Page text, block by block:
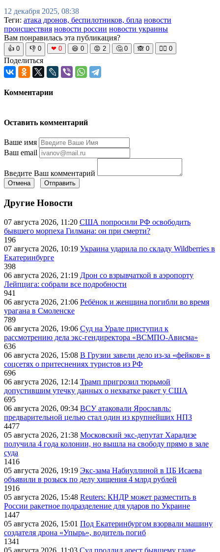
12 декабря 2025, 08:38
Теги: атака дронов, беспилотников, бпла новости
происшествия новости россии новости украины
Вам понравилась эта публикация?
👍 0 👎 0 ❤ 0 😆 0 😡 2 🤔 0 🙈 0 🧘‍♀️ 0
Поделиться
Комментарии
Оставить комментарий
Ваше имя
Ваш email
Введите Ваш комментарий
Отмена Отправить
Другие Новости
07 августа 2026, 11:20 США попросили РФ освободить
бывшего морпеха Гилмана: он при смерти?
196
07 августа 2026, 10:19 Украина ударила по складу Wildberries в
Екатеринбурге
398
06 августа 2026, 21:19 Дрон со взрывчаткой в аэропорту
Лейпцига: собрали все подробности
941
06 августа 2026, 21:06 Ребёнок и женщина погибли во время
урагана в Смоленске
789
06 августа 2026, 19:06 Суд на Урале приступил к
рассмотрению дела экс-гендиректора «ВСМПО-Ависма»
636
06 августа 2026, 15:08 В Грузии завели дело из-за «фейков» в
соцсетях о притеснениях туристов из РФ
696
06 августа 2026, 12:14 Трамп пригрозил тюрьмой
допустившим утечку данных о нехватке ракет у США
695
06 августа 2026, 09:34 ВСУ атаковали Ярославль:
предварительной целью стал один из крупнейших НПЗ
4477
05 августа 2026, 21:38 Московский экс-депутат Харадизе
получила 4 года колонии, но вышла на свободу прямо в зале
суда
1416
05 августа 2026, 19:19 Экс-зама Набиуллиной в ЦБ Исаева
объявили в розыск по делу хищения 4 млрд рублей
1916
05 августа 2026, 15:48 Reuters: КНДР может разместить в
России ракетное подразделение для ударов по Украине
1447
05 августа 2026, 15:01 Под Екатеринбургом взорвали машину
создателя дрона «Упырь», водитель погиб
1341
05 августа 2026, 11:03 Суд продлил арест бывшему главе